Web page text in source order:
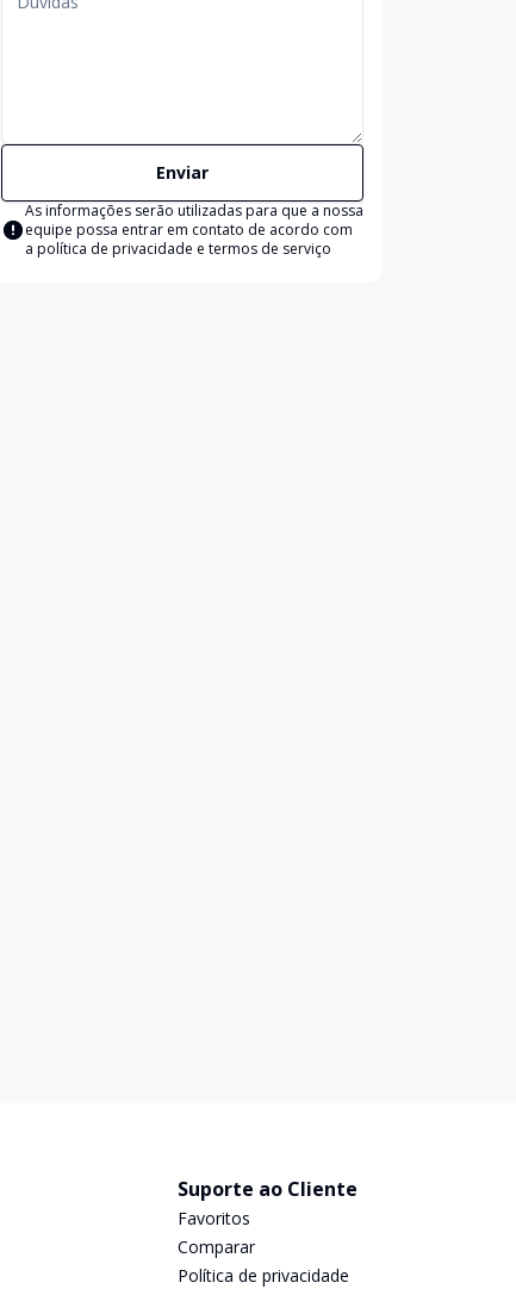
Enviar
As informações serão utilizadas para que a nossa
equipe possa entrar em contato de acordo com
a política de privacidade e termos de serviço
Suporte ao Cliente
Favoritos
Comparar
Política de privacidade